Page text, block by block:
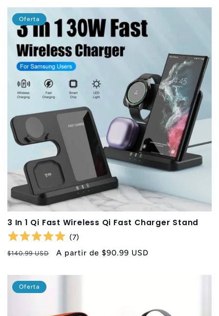
oferta
Oferta
3 In 1 Qi Fast Wireless Qi Fast Charger Stand
(7)
Precio
$140.99 USD
Precio
oferta
A partir de $90.99 USD
Oferta